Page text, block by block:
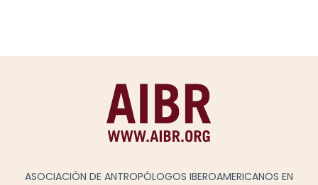
ASOCIACIÓN DE ANTROPÓLOGOS IBEROAMERICANOS EN